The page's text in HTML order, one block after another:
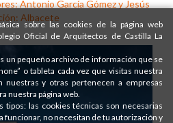
Antonio García Gómez y Jesús
Albacete
sobre las cookies de la página web
Oficial de Arquitectos de Castilla La
un pequeño archivo de información que se
o tableta cada vez que visitas nuestra
nuestras y otras pertenecen a empresas
nuestra página web.
tipos: las cookies técnicas son necesarias
funcionar, no necesitan de tu autorización y